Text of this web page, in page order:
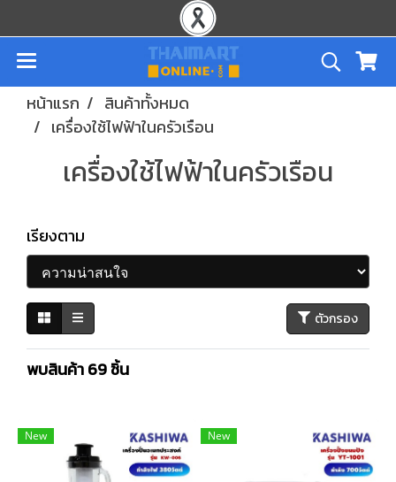
หน้าแรก
สินค้าทั้งหมด
เครื่องใช้ไฟฟ้าในครัวเรือน
เครื่องใช้ไฟฟ้าในครัวเรือน
เรียงตาม
ตัวกรอง
พบสินค้า 69 ชิ้น
New New